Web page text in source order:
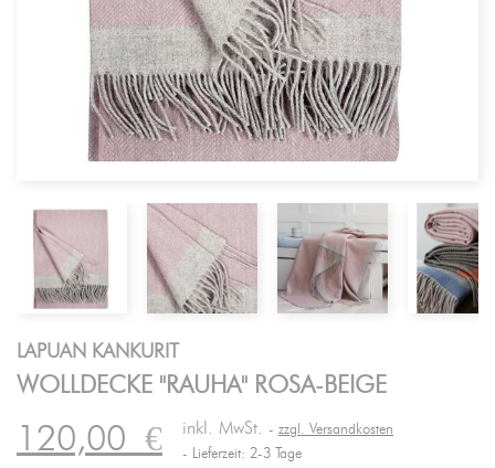
LAPUAN KANKURIT
WOLLDECKE "RAUHA" ROSA-BEIGE
120,00€ inkl. MwSt.
zzgl. Versandkosten
Lieferzeit: 2-3 Tage